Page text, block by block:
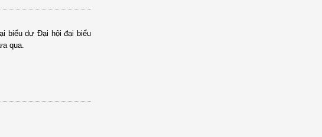
biểu dự Đại hội đại biểu
qua.